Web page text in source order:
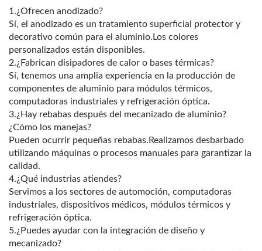
1.¿Ofrecen anodizado?
Sí, el anodizado es un tratamiento superficial protector y
decorativo común para el aluminio.Los colores
personalizados están disponibles.
2.¿Fabrican disipadores de calor o bases térmicas?
Sí, tenemos una amplia experiencia en la producción de
componentes de aluminio para módulos térmicos,
computadoras industriales y refrigeración óptica.
3.¿Hay rebabas después del mecanizado de aluminio?
¿Cómo los manejas?
Pueden ocurrir pequeñas rebabas.Realizamos desbarbado
utilizando máquinas o procesos manuales para garantizar la
calidad.
4.¿Qué industrias atiendes?
Servimos a los sectores de automoción, computadoras
industriales, dispositivos médicos, módulos térmicos y
refrigeración óptica.
5.¿Puedes ayudar con la integración de diseño y
mecanizado?